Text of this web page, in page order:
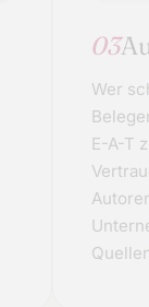
03
Wer
E-A-T